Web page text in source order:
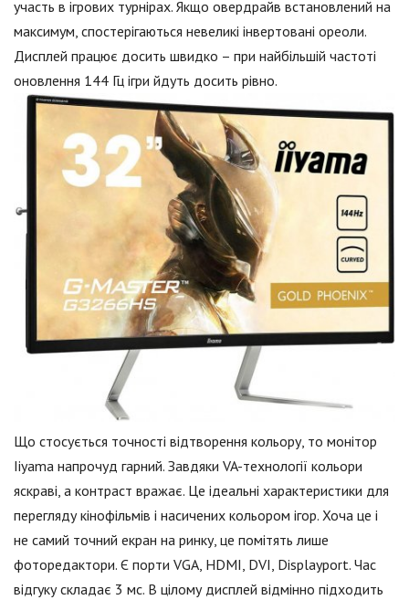
участь в ігрових турнірах. Якщо овердрайв встановлений на
максимум, спостерігаються невеликі інвертовані ореоли.
Дисплей працює досить швидко – при найбільшій частоті
оновлення 144 Гц ігри йдуть досить рівно.
Що стосується точності відтворення кольору, то монітор
Iiyama напрочуд гарний. Завдяки VA-технології кольори
яскраві, а контраст вражає. Це ідеальні характеристики для
перегляду кінофільмів і насичених кольором ігор. Хоча це і
не самий точний екран на ринку, це помітять лише
фоторедактори. Є порти VGA, HDMI, DVI, Displayрort. Час
відгуку складає 3 мс. В цілому дисплей відмінно підходить